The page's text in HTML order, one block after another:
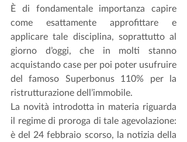
È di fondamentale importanza capire
come esattamente approfittare e
applicare tale disciplina, soprattutto al
giorno d’oggi, che in molti stanno
acquistando case per poi poter usufruire
del famoso Superbonus 110% per la
ristrutturazione dell’immobile.
La novità introdotta in materia riguarda
il regime di proroga di tale agevolazione:
è del 24 febbraio scorso, la notizia della